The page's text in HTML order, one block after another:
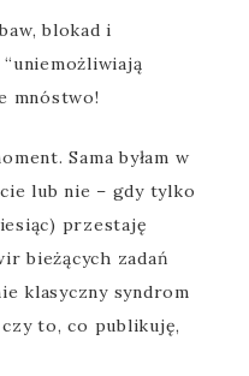
blokad i
mnóstwo!
Sama byłam w
lub nie – gdy tylko
przestaję
bieżących zadań
klasyczny syndrom
to, co publikuję,